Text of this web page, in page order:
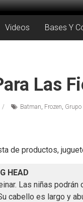
Videos Bases Y
Las
Batman Frozen Grupo
de productos,
HEAD
Las niñas
cabello es largo y